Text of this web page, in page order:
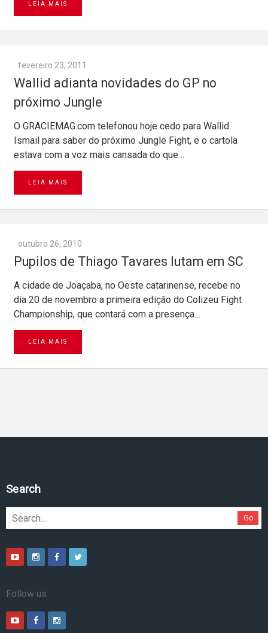
LEIA MAIS
fevereiro 23, 2011
Wallid adianta novidades do GP no
próximo Jungle
O GRACIEMAG.com telefonou hoje cedo para Wallid
Ismail para saber do próximo Jungle Fight, e o cartola
estava com a voz mais cansada do que…
LEIA MAIS
outubro 26, 2010
Pupilos de Thiago Tavares lutam em SC
A cidade de Joaçaba, no Oeste catarinense, recebe no
dia 20 de novembro a primeira edição do Colizeu Fight
Championship, que contará com a presença…
LEIA MAIS
Search
Go
Follow us